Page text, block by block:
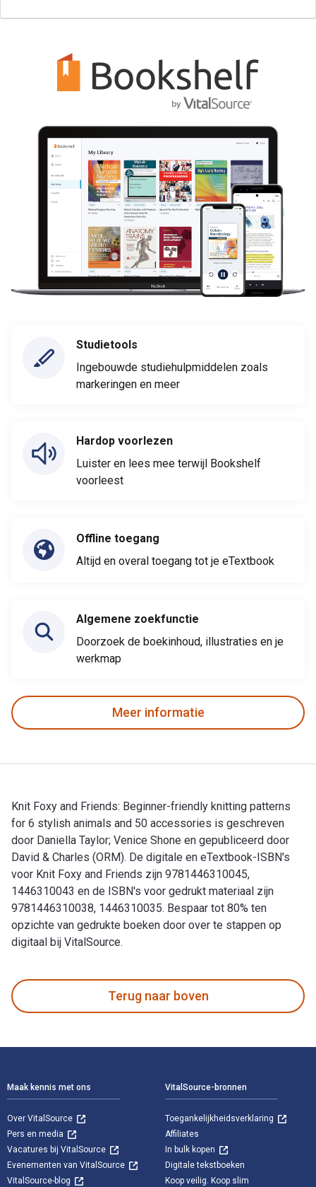
Studietools
Ingebouwde studiehulpmiddelen zoals
markeringen en meer
Hardop voorlezen
Luister en lees mee terwijl Bookshelf
voorleest
Offline toegang
Altijd en overal toegang tot je eTextbook
Algemene zoekfunctie
Doorzoek de boekinhoud, illustraties en je
werkmap
Meer informatie
Knit Foxy and Friends: Beginner-friendly knitting patterns
for 6 stylish animals and 50 accessories is geschreven
door Daniella Taylor; Venice Shone en gepubliceerd door
David & Charles (ORM). De digitale en eTextbook-ISBN's
voor Knit Foxy and Friends zijn 9781446310045,
1446310043 en de ISBN's voor gedrukt materiaal zijn
9781446310038, 1446310035. Bespaar tot 80% ten
opzichte van gedrukte boeken door over te stappen op
digitaal bij VitalSource.
Terug naar boven
Maak kennis met ons
Over VitalSource
Pers en media
Vacatures bij VitalSource
Evenementen van VitalSource
VitalSource-blog
VitalSource-bronnen
Toegankelijkheidsverklaring
Affiliates
In bulk kopen
Digitale tekstboeken
Koop veilig. Koop slim